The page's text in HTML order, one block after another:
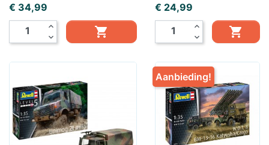
Prijs
€ 34,99
expand_less
expand_more

Prijs
€ 24,99
expand_less
expand_more

Aanbieding!